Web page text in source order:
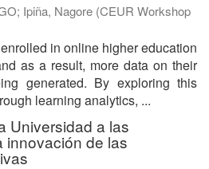
; Ipiña, Nagore (CEUR Workshop
in online higher education
as a result, more data on their
generated. By exploring this
learning analytics, ...
Universidad a las
innovación de las